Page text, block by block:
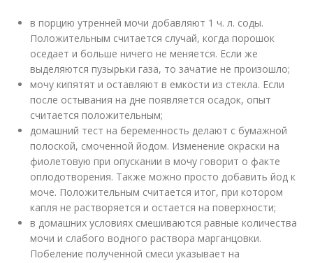
в порцию утренней мочи добавляют 1 ч. л. соды.
Положительным считается случай, когда порошок
оседает и больше ничего не меняется. Если же
выделяются пузырьки газа, то зачатие не произошло;
мочу кипятят и оставляют в емкости из стекла. Если
после остывания на дне появляется осадок, опыт
считается положительным;
домашний тест на беременность делают с бумажной
полоской, смоченной йодом. Изменение окраски на
фиолетовую при опускании в мочу говорит о факте
оплодотворения. Также можно просто добавить йод к
моче. Положительным считается итог, при котором
капля не растворяется и остается на поверхности;
в домашних условиях смешиваются равные количества
мочи и слабого водного раствора марганцовки.
Побеление полученной смеси указывает на